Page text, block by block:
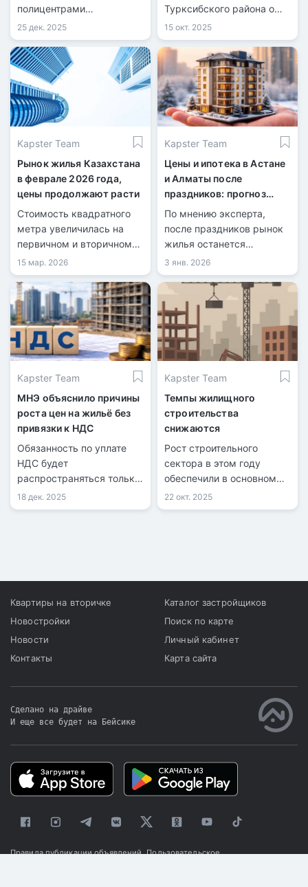
полицентрами
мегаполиса.
25 дек. 2025
Турксибского района о
планируемом обновлении
жилого фонда.
15 окт. 2025
Kapster Team
Рынок жилья Казахстана
в феврале 2026 года,
цены продолжают расти
Стоимость квадратного
метра увеличилась на
первичном и вторичном
рынках.
15 мар. 2026
Kapster Team
Цены и ипотека в Астане
и Алматы после
праздников: прогноз
эксперта
По мнению эксперта,
после праздников рынок
жилья останется
спокойным.
3 янв. 2026
Kapster Team
МНЭ объяснило причины
роста цен на жильё без
привязки к НДС
Обязанность по уплате
НДС будет
распространяться только
на новые проекты.
18 дек. 2025
Kapster Team
Темпы жилищного
строительства
снижаются
Рост строительного
сектора в этом году
обеспечили в основном
государственные
программы и отдельные
22 окт. 2025
Квартиры на вторичке
Новостройки
Новости
Контакты
Каталог застройщиков
Поиск по карте
Личный кабинет
Карта сайта
Сделано на драйве
И еще все будет на Бейсике
Правила публикации объявлений Пользовательское